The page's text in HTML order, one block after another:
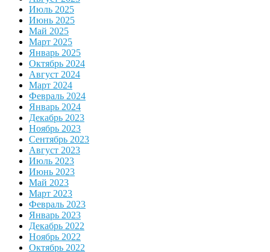
Июль 2025
Июнь 2025
Май 2025
Март 2025
Январь 2025
Октябрь 2024
Август 2024
Март 2024
Февраль 2024
Январь 2024
Декабрь 2023
Ноябрь 2023
Сентябрь 2023
Август 2023
Июль 2023
Июнь 2023
Май 2023
Март 2023
Февраль 2023
Январь 2023
Декабрь 2022
Ноябрь 2022
Октябрь 2022